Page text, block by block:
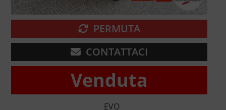
PERMUTA
CONTATTACI
Venduta
EVO